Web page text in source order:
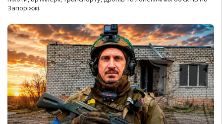
Запоріжжі.